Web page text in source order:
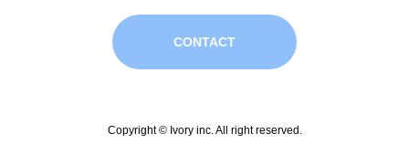
CONTACT
Copyright © Ivory inc. All right reserved.